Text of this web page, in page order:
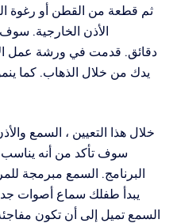
ثم قطعة من القطن أو رغوة
يدك من خلال الذهاب. كما
خلال هذا التعيين ، السمع
سوف تأكد من أنه
البرنامج. السمع مبرمجة
يبدأ طفلك سماع أصوات
السمع تميل إلى أن تكون